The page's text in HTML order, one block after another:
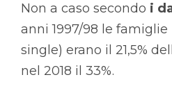
Non a caso secondo i
anni 1997/98 le
single) erano il 21,5%
nel 2018 il 33%.